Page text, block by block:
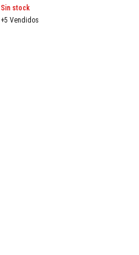
Sin stock
+5 Vendidos